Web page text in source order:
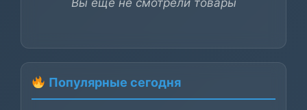
Вы еще не смотрели товары
Популярные сегодня